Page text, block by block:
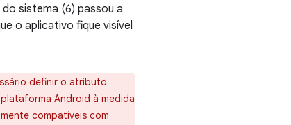
sistema (6) passou a
o aplicativo fique visível
definir o atributo
Android à medida
compatíveis com